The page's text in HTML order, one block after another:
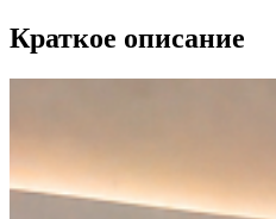
Краткое описание